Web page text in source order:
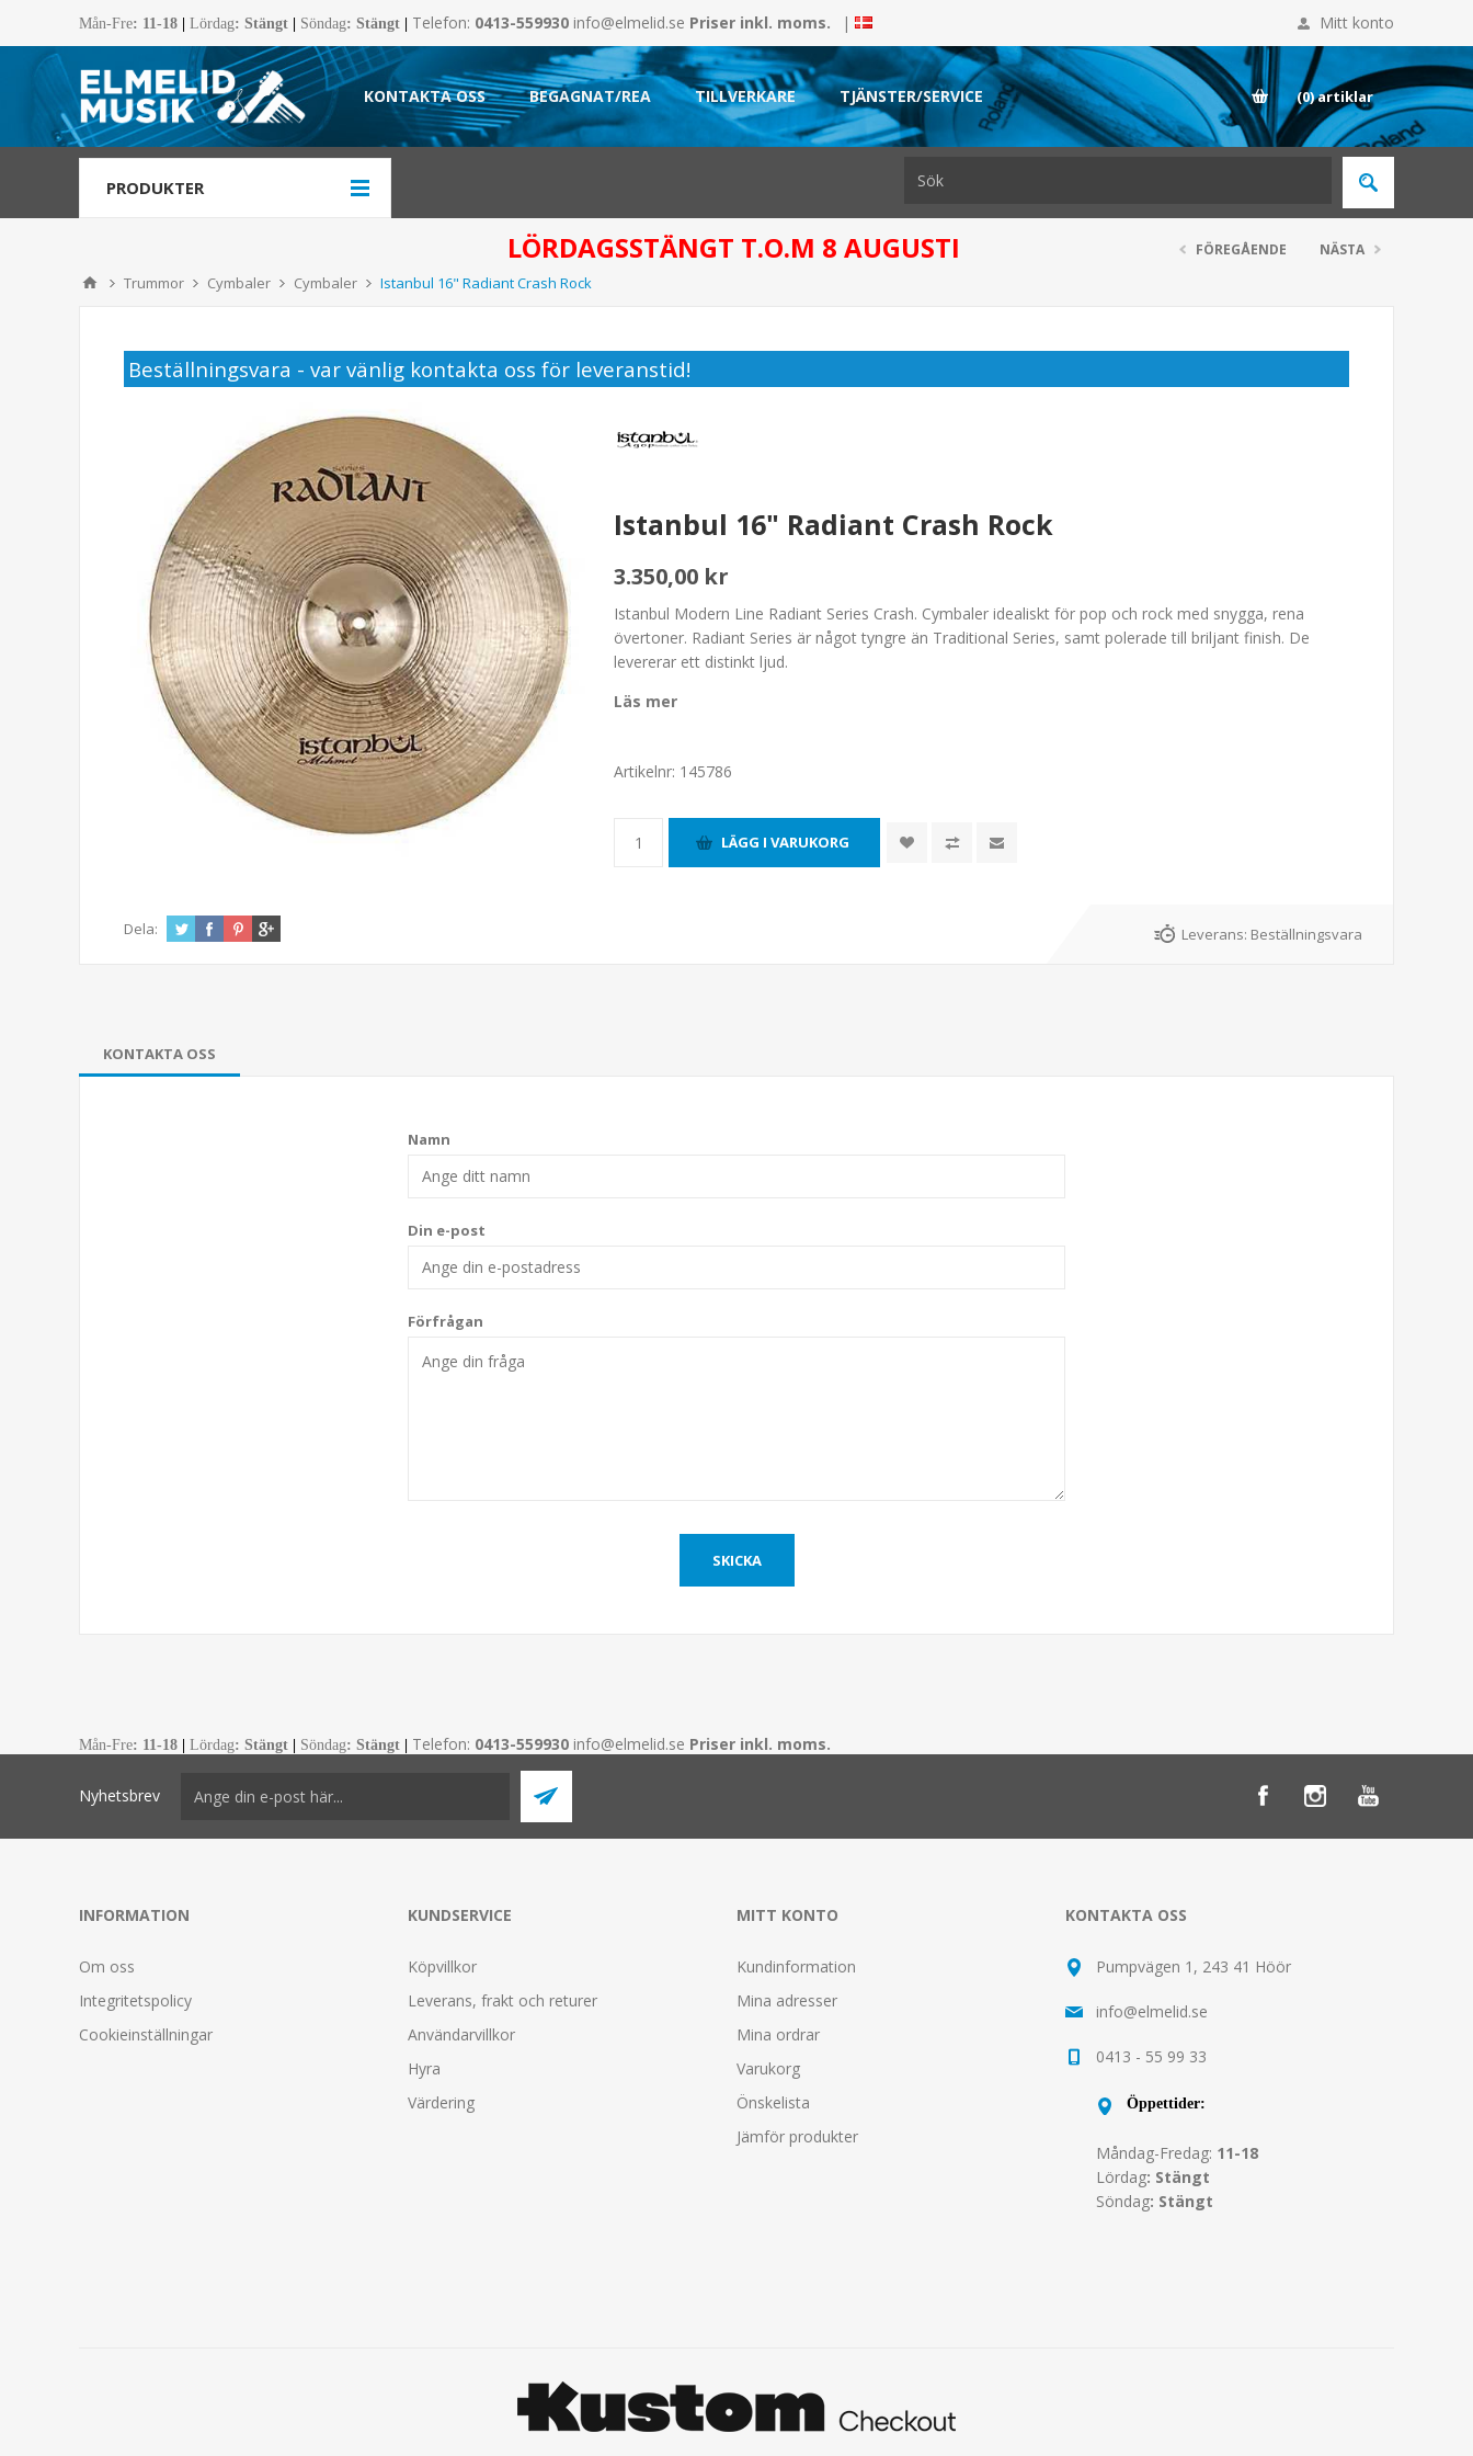
Mån-Fre: 11-18 Lördag: Stängt Söndag: Stängt Telefon: 0413-559930 info@elmelid.se Priser inkl. moms. | Mitt konto
KONTAKTA OSS BEGAGNAT/REA TILLVERKARE TJÄNSTER/SERVICE (0)artiklar
PRODUKTER
LÖRDAGSSTÄNGT T.O.M 8 AUGUSTI
Trummor Cymbaler Cymbaler Istanbul 16" Radiant Crash Rock
FÖREGÅENDE NÄSTA
Beställningsvara - var vänlig kontakta oss för leveranstid!
Istanbul 16" Radiant Crash Rock
3.350,00 kr
Istanbul Modern Line Radiant Series Crash. Cymbaler idealiskt för pop och rock med snygga, rena
övertoner. Radiant Series är något tyngre än Traditional Series, samt polerade till briljant finish. De
levererar ett distinkt ljud.
Läs mer
Artikelnr: 145786
Dela: Leverans: Beställningsvara
KONTAKTA OSS
Namn
Din e-post
Förfrågan
Mån-Fre: 11-18 Lördag: Stängt Söndag: Stängt Telefon: 0413-559930 info@elmelid.se Priser inkl. moms.
Nyhetsbrev
INFORMATION
Om oss
Integritetspolicy
Cookieinställningar
KUNDSERVICE
Köpvillkor
Leverans, frakt och returer
Användarvillkor
Hyra
Värdering
MITT KONTO
Kundinformation
Mina adresser
Mina ordrar
Varukorg
Önskelista
Jämför produkter
KONTAKTA OSS
Pumpvägen 1, 243 41 Höör
info@elmelid.se
0413 - 55 99 33
Öppettider:
Måndag-Fredag: 11-18
Lördag: Stängt
Söndag: Stängt